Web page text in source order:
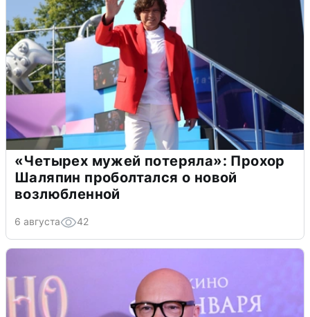
«Четырех мужей потеряла»: Прохор
Шаляпин проболтался о новой
возлюбленной
6 августа 42